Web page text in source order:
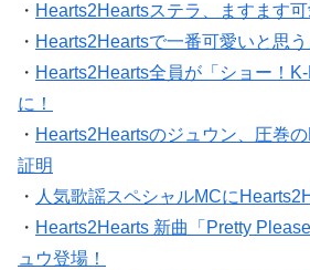
・ Hearts2Heartsステラ、ますます可
・ Hearts2Heartsで一番可愛いと思
・ Hearts2Hearts全員が「ショー！
に！
・ Hearts2Heartsのジュウン、圧巻
証明
・ 人気歌謡スペシャルMCに
・ Hearts2Hearts 新曲「Pretty
ュウ登場！